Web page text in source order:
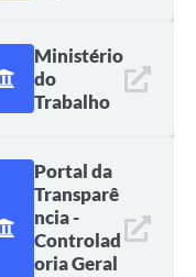
Ministério
do
Trabalho
Portal da
Transparê
ncia -
Controlad
oria Geral